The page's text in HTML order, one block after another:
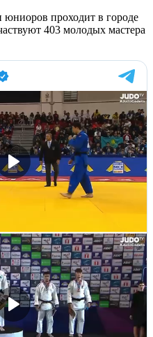
проходит в городе
403 молодых мастера